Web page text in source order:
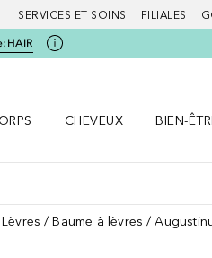
SERVICES ET SOINS FILIALES
HAIR
CHEVEUX
BIEN-
Lèvres Baume à lèvres